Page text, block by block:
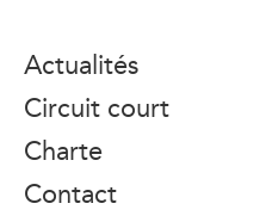
Actualités
Circuit court
Charte
Contact